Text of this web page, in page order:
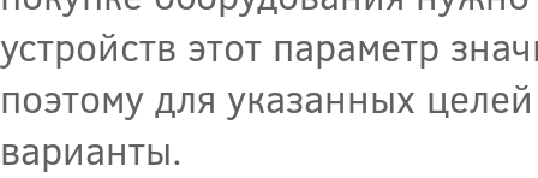
устройств этот параметр
поэтому для указанных
варианты.